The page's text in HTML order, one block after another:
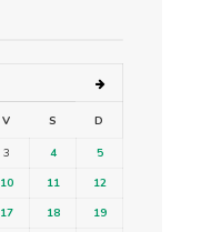
V S D
3 4
5
10 11
12
17 18
19